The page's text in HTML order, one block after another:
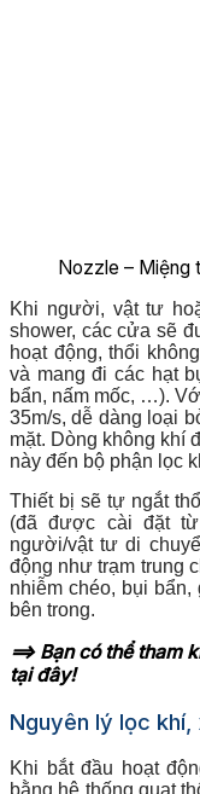
Nozzle – Miệng
Khi người, vật tư
shower, các cửa sẽ
hoạt động, thổi
và mang đi các hạt
bẩn, nấm mốc, …).
35m/s, dễ dàng loại
mặt. Dòng không khí
này đến bộ phận lọc
Thiết bị sẽ tự ngắt
(đã được cài đặt
người/vật tư di
động như trạm trung
nhiễm chéo, bụi
bên trong.
==> Bạn có thể tham
tại đây!
Nguyên lý lọc
Khi bắt đầu hoạt
bằng hệ thống quạt